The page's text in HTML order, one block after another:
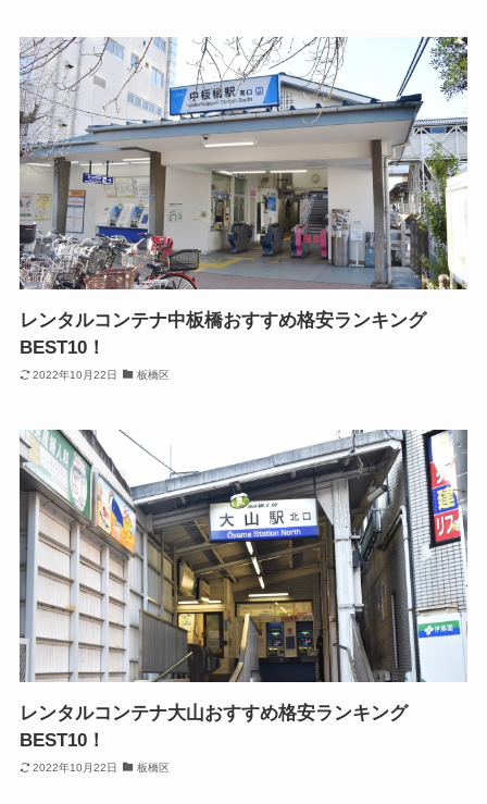
レンタルコンテナ中板橋おすすめ格安ランキング
BEST10！
2022年10月22日 板橋区
レンタルコンテナ大山おすすめ格安ランキング
BEST10！
2022年10月22日 板橋区